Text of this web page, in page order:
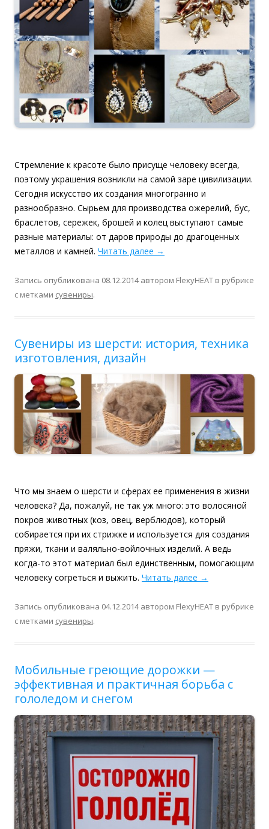
Стремление к красоте было присуще человеку всегда,
поэтому украшения возникли на самой заре цивилизации.
Сегодня искусство их создания многогранно и
разнообразно. Сырьем для производства ожерелий, бус,
браслетов, сережек, брошей и колец выступают самые
разные материалы: от даров природы до драгоценных
металлов и камней. Читать далее →
Запись опубликована 08.12.2014автором FlexyHEAT в рубрике
с метками сувениры.
Сувениры из шерсти: история, техника
изготовления, дизайн
Что мы знаем о шерсти и сферах ее применения в жизни
человека? Да, пожалуй, не так уж много: это волосяной
покров животных (коз, овец, верблюдов), который
собирается при их стрижке и используется для создания
пряжи, ткани и валяльно-войлочных изделий. А ведь
когда-то этот материал был единственным, помогающим
человеку согреться и выжить. Читать далее →
Запись опубликована 04.12.2014автором FlexyHEAT в рубрике
с метками сувениры.
Мобильные греющие дорожки —
эффективная и практичная борьба с
гололедом и снегом